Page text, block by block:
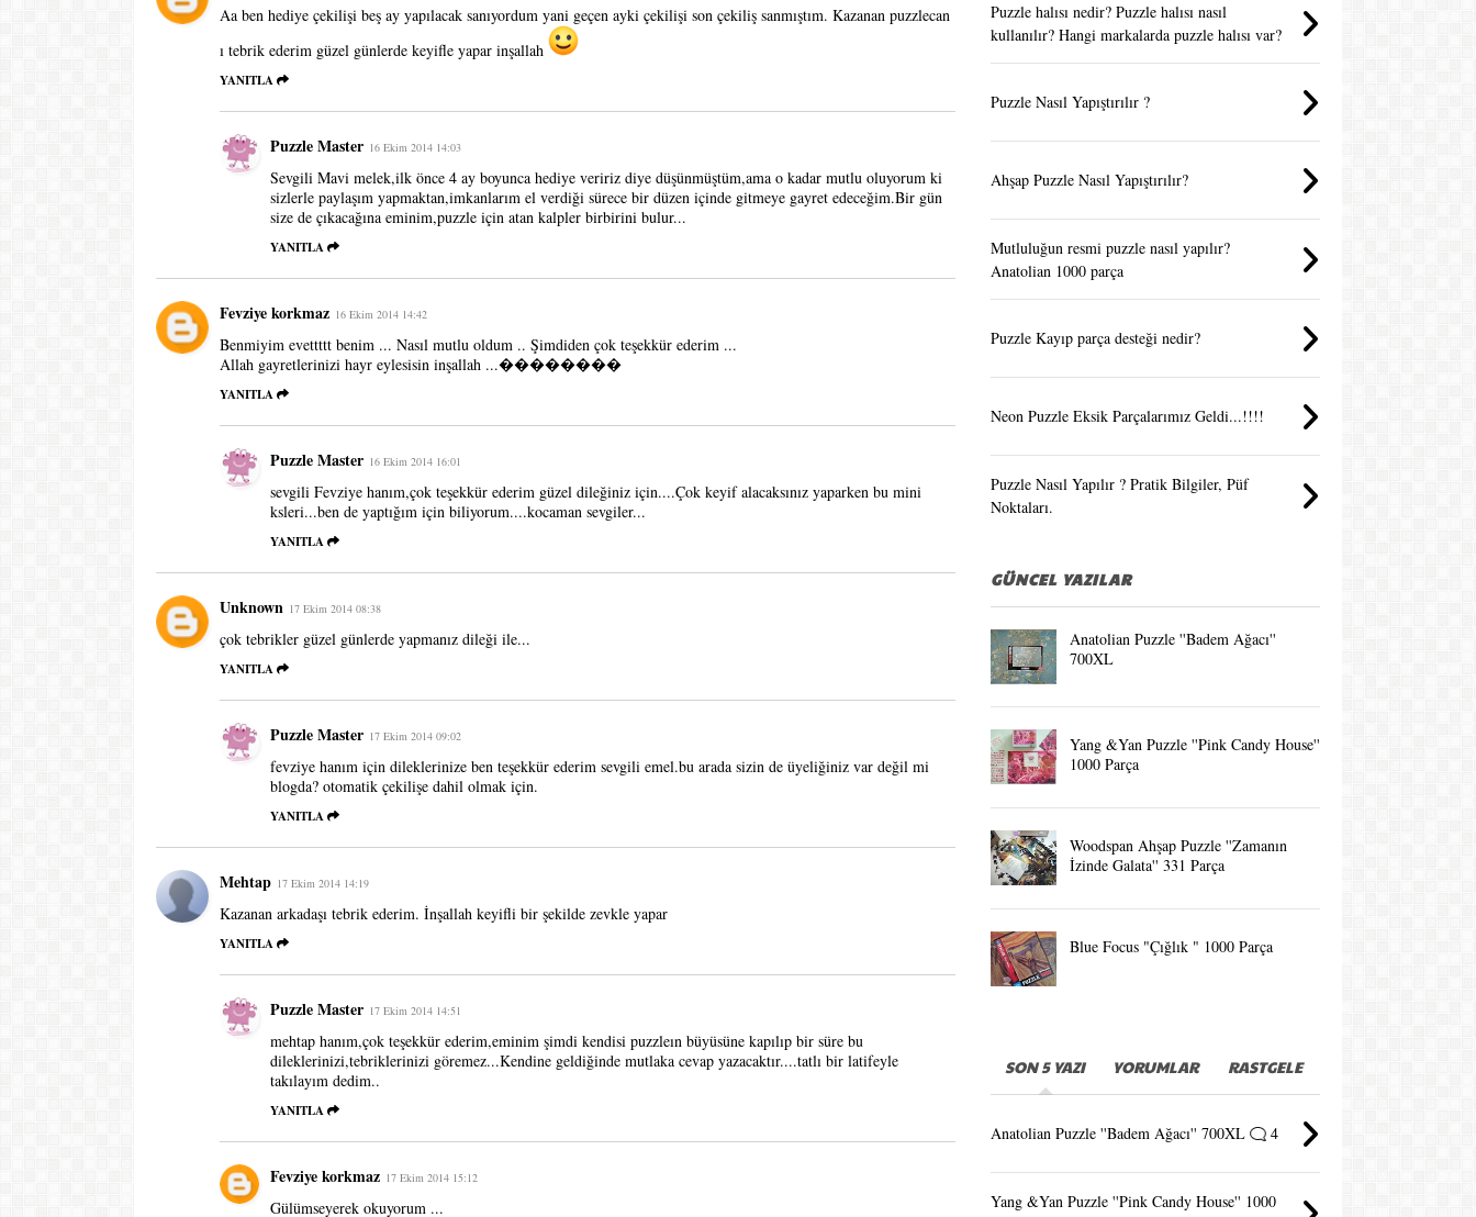
Aa ben hediye çekilişi beş ay yapılacak sanıyordum yani geçen ayki çekilişi son çekiliş sanmıştım. Kazanan puzzlecan
ı tebrik ederim güzel günlerde keyifle yapar inşallah
YANITLA
Puzzle Master 16 Ekim 2014 14:03
Sevgili Mavi melek,ilk önce 4 ay boyunca hediye veririz diye düşünmüştüm,ama o kadar mutlu oluyorum ki
sizlerle paylaşım yapmaktan,imkanlarım el verdiği sürece bir düzen içinde gitmeye gayret edeceğim.Bir gün
size de çıkacağına eminim,puzzle için atan kalpler birbirini bulur...
YANITLA
Fevziye korkmaz 16 Ekim 2014 14:42
Benmiyim evettttt benim ... Nasıl mutlu oldum .. Şimdiden çok teşekkür ederim ...
Allah gayretlerinizi hayr eylesisin inşallah ...��������
YANITLA
Puzzle Master 16 Ekim 2014 16:01
sevgili Fevziye hanım,çok teşekkür ederim güzel dileğiniz için....Çok keyif alacaksınız yaparken bu mini
ksleri...ben de yaptığım için biliyorum....kocaman sevgiler...
YANITLA
Unknown 17 Ekim 2014 08:38
çok tebrikler güzel günlerde yapmanız dileği ile...
YANITLA
Puzzle Master 17 Ekim 2014 09:02
fevziye hanım için dileklerinize ben teşekkür ederim sevgili emel.bu arada sizin de üyeliğiniz var değil mi
blogda? otomatik çekilişe dahil olmak için.
YANITLA
Mehtap 17 Ekim 2014 14:19
Kazanan arkadaşı tebrik ederim. İnşallah keyifli bir şekilde zevkle yapar
YANITLA
Puzzle Master 17 Ekim 2014 14:51
mehtap hanım,çok teşekkür ederim,eminim şimdi kendisi puzzleın büyüsüne kapılıp bir süre bu
dileklerinizi,tebriklerinizi göremez...Kendine geldiğinde mutlaka cevap yazacaktır....tatlı bir latifeyle
takılayım dedim..
YANITLA
Fevziye korkmaz 17 Ekim 2014 15:12
Gülümseyerek okuyorum ...
Puzzle halısı nedir? Puzzle halısı nasıl
kullanılır? Hangi markalarda puzzle halısı var?
Puzzle Nasıl Yapıştırılır ?
Ahşap Puzzle Nasıl Yapıştırılır?
Mutluluğun resmi puzzle nasıl yapılır?
Anatolian 1000 parça
Puzzle Kayıp parça desteği nedir?
Neon Puzzle Eksik Parçalarımız Geldi...!!!!
Puzzle Nasıl Yapılır ? Pratik Bilgiler, Püf
Noktaları.
GÜNCEL YAZILAR
Anatolian Puzzle ''Badem Ağacı''
700XL
Yang &Yan Puzzle ''Pink Candy House''
1000 Parça
Woodspan Ahşap Puzzle ''Zamanın
İzinde Galata'' 331 Parça
Blue Focus "Çığlık " 1000 Parça
SON 5 YAZI YORUMLAR RASTGELE
Anatolian Puzzle ''Badem Ağacı'' 700XL 4
Yang &Yan Puzzle ''Pink Candy House'' 1000